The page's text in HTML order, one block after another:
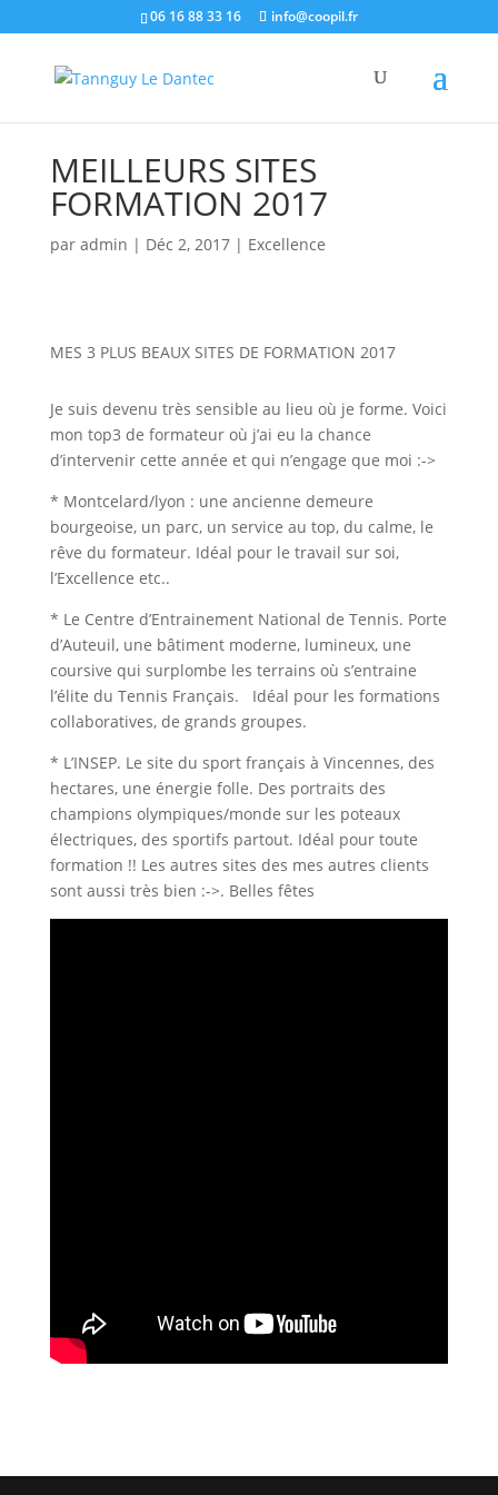
06 16 88 33 16 info@coopil.fr
MEILLEURS SITES
FORMATION 2017
par admin | Déc 2, 2017| Excellence
MES 3 PLUS BEAUX SITES DE FORMATION 2017
Je suis devenu très sensible au lieu où je forme. Voici
mon top3 de formateur où j’ai eu la chance
d’intervenir cette année et qui n’engage que moi :->
* Montcelard/lyon : une ancienne demeure
bourgeoise, un parc, un service au top, du calme, le
rêve du formateur. Idéal pour le travail sur soi,
l’Excellence etc..
* Le Centre d’Entrainement National de Tennis. Porte
d’Auteuil, une bâtiment moderne, lumineux, une
coursive qui surplombe les terrains où s’entraine
l’élite du Tennis Français. Idéal pour les formations
collaboratives, de grands groupes.
* L’INSEP. Le site du sport français à Vincennes, des
hectares, une énergie folle. Des portraits des
champions olympiques/monde sur les poteaux
électriques, des sportifs partout. Idéal pour toute
formation !! Les autres sites des mes autres clients
sont aussi très bien :->. Belles fêtes